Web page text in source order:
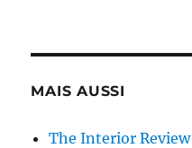
MAIS AUSSI
The Interior Review